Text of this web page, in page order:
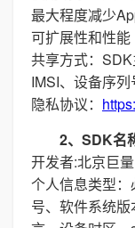
最大程度减少
可扩展性和性能
共享方式：SDK
IMSI、设备序列
隐私协议：
2、SDK名
开发者:北京巨
个人信息类型
号、软件系统